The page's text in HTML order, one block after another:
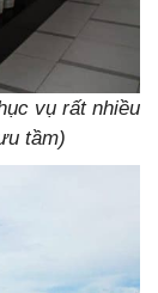
vụ rất nhiều
tầm)